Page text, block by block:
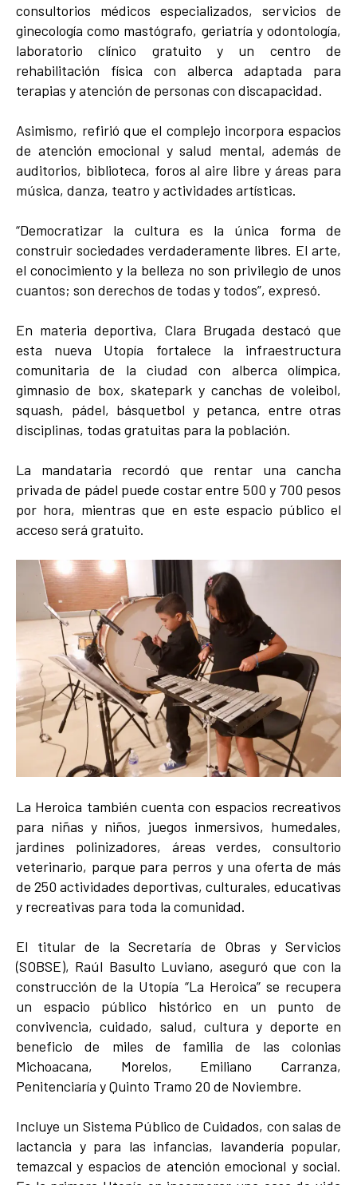
consultorios médicos especializados, servicios de
ginecología como mastógrafo, geriatría y odontología,
laboratorio clínico gratuito y un centro de
rehabilitación física con alberca adaptada para
terapias y atención de personas con discapacidad.
Asimismo, refirió que el complejo incorpora espacios
de atención emocional y salud mental, además de
auditorios, biblioteca, foros al aire libre y áreas para
música, danza, teatro y actividades artísticas.
“Democratizar la cultura es la única forma de
construir sociedades verdaderamente libres. El arte,
el conocimiento y la belleza no son privilegio de unos
cuantos; son derechos de todas y todos”, expresó.
En materia deportiva, Clara Brugada destacó que
esta nueva Utopía fortalece la infraestructura
comunitaria de la ciudad con alberca olímpica,
gimnasio de box, skatepark y canchas de voleibol,
squash, pádel, básquetbol y petanca, entre otras
disciplinas, todas gratuitas para la población.
La mandataria recordó que rentar una cancha
privada de pádel puede costar entre 500 y 700 pesos
por hora, mientras que en este espacio público el
acceso será gratuito.
La Heroica también cuenta con espacios recreativos
para niñas y niños, juegos inmersivos, humedales,
jardines polinizadores, áreas verdes, consultorio
veterinario, parque para perros y una oferta de más
de 250 actividades deportivas, culturales, educativas
y recreativas para toda la comunidad.
El titular de la Secretaría de Obras y Servicios
(SOBSE), Raúl Basulto Luviano, aseguró que con la
construcción de la Utopía “La Heroica” se recupera
un espacio público histórico en un punto de
convivencia, cuidado, salud, cultura y deporte en
beneficio de miles de familia de las colonias
Michoacana, Morelos, Emiliano Carranza,
Penitenciaría y Quinto Tramo 20 de Noviembre.
Incluye un Sistema Público de Cuidados, con salas de
lactancia y para las infancias, lavandería popular,
temazcal y espacios de atención emocional y social.